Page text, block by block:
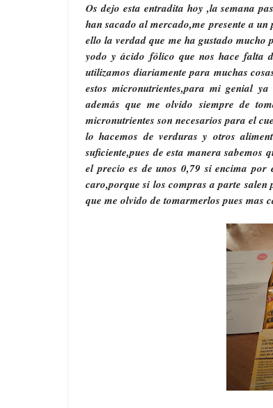
Os dejo esta entradita hoy ,la semana
han sacado al mercado,me presente a
ello la verdad que me ha gustado
yodo y ácido fólico que nos hace falta
utilizamos diariamente para muchas
estos micronutrientes,para mi genial
además que me olvido siempre de
micronutrientes son necesarios para el
lo hacemos de verduras y otros
suficiente,pues de esta manera
el precio es de unos 0,79 si encima por
caro,porque si los compras a parte
que me olvido de tomarmerlos pues mas